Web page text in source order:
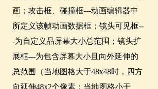
画；攻击框、碰撞框---动画编辑器中
所定义该帧动画数据框；镜头可见框--
-为自定义品屏幕大小总范围；镜头扩
展框---为包含屏幕大小且向外延伸的
总范围（当地图格大于48x48时，四方
向延伸48x2个像素；当地图格小于